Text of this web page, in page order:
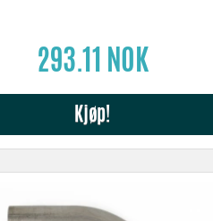
293.11 NOK
Kjøp!